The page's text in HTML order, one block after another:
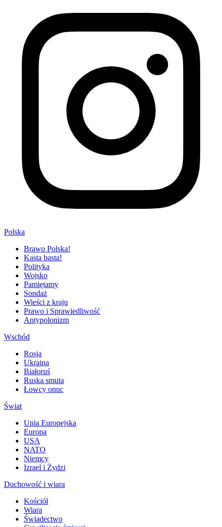
Polska
Brawo Polska!
Kasta basta!
Polityka
Wojsko
Pamiętamy
Sondaż
Wieści z kraju
Prawo i Sprawiedliwość
Antypolonizm
Wschód
Rosja
Ukraina
Białoruś
Ruska smuta
Łowcy onuc
Świat
Unia Europejska
Europa
USA
NATO
Niemcy
Izrael i Żydzi
Duchowość i wiara
Kościół
Wiara
Świadectwo